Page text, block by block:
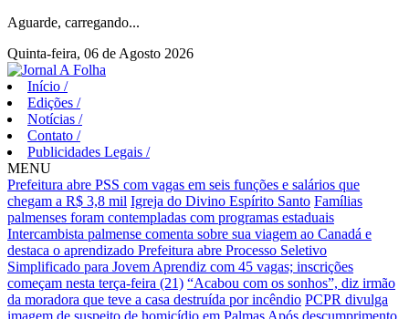
Aguarde, carregando...
Quinta-feira, 06 de Agosto 2026
Início /
Edições /
Notícias /
Contato /
Publicidades Legais /
MENU
Prefeitura abre PSS com vagas em seis funções e salários que
chegam a R$ 3,8 mil Igreja do Divino Espírito Santo Famílias
palmenses foram contempladas com programas estaduais
Intercambista palmense comenta sobre sua viagem ao Canadá e
destaca o aprendizado Prefeitura abre Processo Seletivo
Simplificado para Jovem Aprendiz com 45 vagas; inscrições
começam nesta terça-feira (21) “Acabou com os sonhos”, diz irmão
da moradora que teve a casa destruída por incêndio PCPR divulga
imagem de suspeito de homicídio em Palmas Após descumprimento